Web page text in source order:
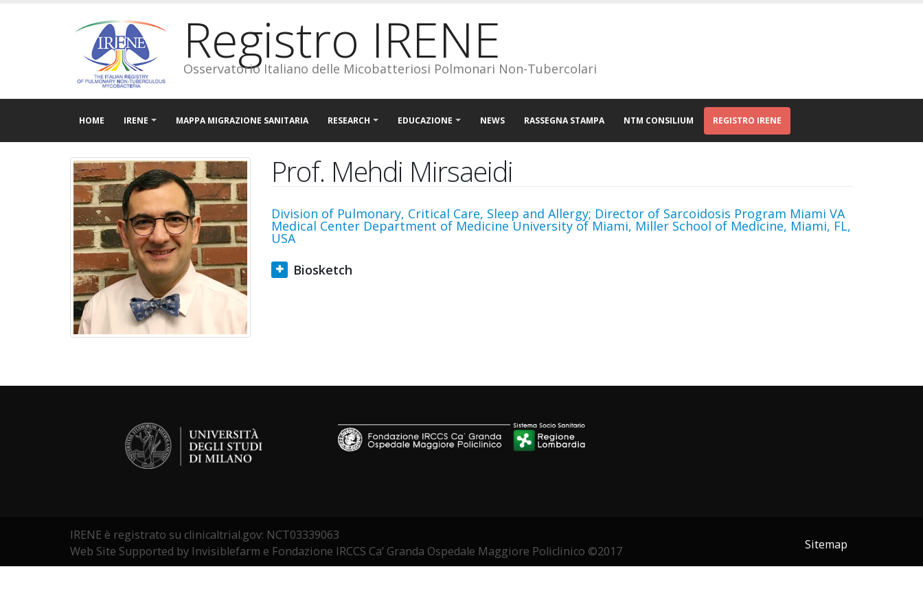
Registro IRENE
Osservatorio Italiano delle Micobatteriosi Polmonari Non-Tubercolari
HOME IRENE MAPPA MIGRAZIONE SANITARIA RESEARCH EDUCAZIONE NEWS RASSEGNA STAMPA NTM CONSILIUM REGISTRO IRENE
Prof. Mehdi Mirsaeidi
Division of Pulmonary, Critical Care, Sleep and Allergy; Director of Sarcoidosis Program Miami VA
Medical Center Department of Medicine University of Miami, Miller School of Medicine, Miami, FL,
USA
Biosketch
IRENE è registrato su clinicaltrial.gov: NCT03339063
Web Site Supported by Invisiblefarm e Fondazione IRCCS Ca’ Granda Ospedale Maggiore Policlinico ©2017
Sitemap